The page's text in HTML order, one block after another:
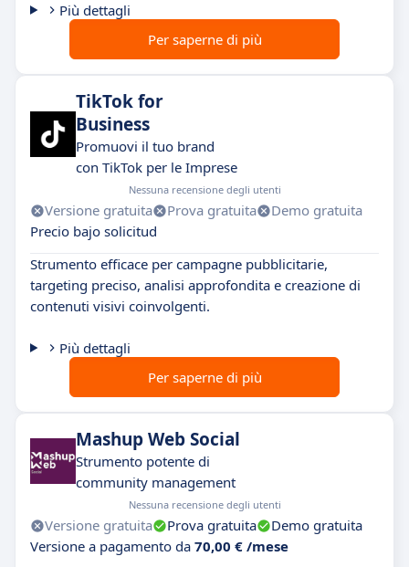
Più dettagli
Per saperne di più
TikTok for
Business
Promuovi il tuo brand
con TikTok per le Imprese
Nessuna recensione degli utenti
Versione gratuita Prova gratuita
Demo gratuita
Precio bajo solicitud
Strumento efficace per campagne pubblicitarie,
targeting preciso, analisi approfondita e creazione di
contenuti visivi coinvolgenti.
Più dettagli
Per saperne di più
Mashup Web Social
Strumento potente di
community management
Nessuna recensione degli utenti
Versione gratuita Prova gratuita
Demo gratuita
Versione a pagamento da 70,00 € /mese